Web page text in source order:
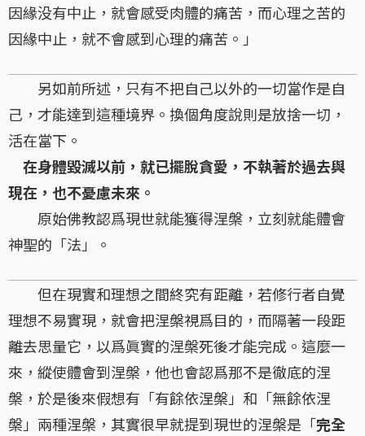
因緣没有中止，就會感受肉體的痛苦，而心理之苦的
因緣中止，就不會感到心理的痛苦。」
另如前所述，只有不把自己以外的一切當作是自
己，才能達到這種境界。換個角度說則是放捨一切，
活在當下。
在身體毀滅以前，就已擺脫貪愛，不執著於過去與
現在，也不憂慮未來。
原始佛教認爲現世就能獲得涅槃，立刻就能體會
神聖的「法」。
但在現實和理想之間終究有距離，若修行者自覺
理想不易實現，就會把涅槃視爲目的，而隔著一段距
離去思量它，以爲眞實的涅槃死後才能完成。這麼一
來，縱使體會到涅槃，他也會認爲那不是徹底的涅
槃，於是後來假想有「有餘依涅槃」和「無餘依涅
槃」兩種涅槃，其實很早就提到現世的涅槃是「完全